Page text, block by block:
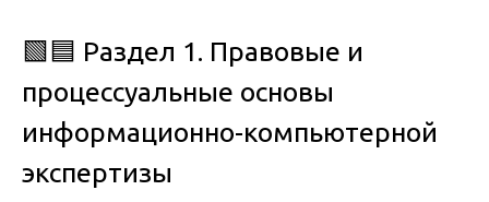
🟩🟦 Раздел 1. Правовые и
процессуальные основы
информационно-компьютерной
экспертизы